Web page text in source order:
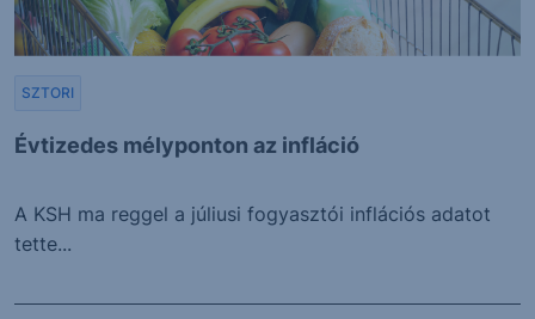
Évtizedes mélyponton az infláció
SZTORI
A KSH ma reggel a júliusi fogyasztói inflációs adatot
tette...